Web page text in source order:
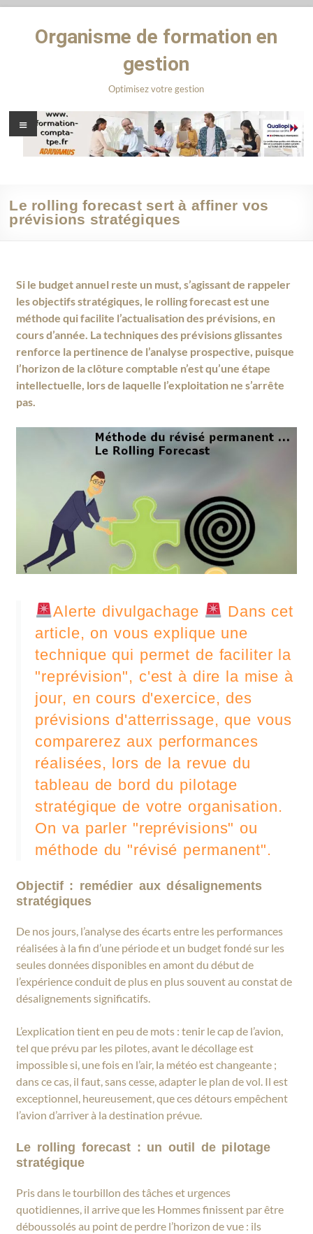
Organisme de formation en
gestion
Optimisez votre gestion
Le rolling forecast sert à affiner vos
prévisions stratégiques
Si le budget annuel reste un must, s’agissant de rappeler
les objectifs stratégiques, le rolling forecast est une
méthode qui facilite l’actualisation des prévisions, en
cours d’année. La techniques des prévisions glissantes
renforce la pertinence de l’analyse prospective, puisque
l’horizon de la clôture comptable n’est qu’une étape
intellectuelle, lors de laquelle l’exploitation ne s’arrête
pas.
Alerte divulgachage
Dans cet
article, on vous explique une
technique qui permet de faciliter la
"reprévision", c'est à dire la mise à
jour, en cours d'exercice, des
prévisions d'atterrissage, que vous
comparerez aux performances
réalisées, lors de la revue du
tableau de bord du pilotage
stratégique de votre organisation.
On va parler "reprévisions" ou
méthode du "révisé permanent".
Objectif : remédier aux désalignements
stratégiques
De nos jours, l’analyse des écarts entre les performances
réalisées à la fin d’une période et un budget fondé sur les
seules données disponibles en amont du début de
l’expérience conduit de plus en plus souvent au constat de
désalignements significatifs.
L’explication tient en peu de mots : tenir le cap de l’avion,
tel que prévu par les pilotes, avant le décollage est
impossible si, une fois en l’air, la météo est changeante ;
dans ce cas, il faut, sans cesse, adapter le plan de vol. Il est
exceptionnel, heureusement, que ces détours empêchent
l’avion d’arriver à la destination prévue.
Le rolling forecast : un outil de pilotage
stratégique
Pris dans le tourbillon des tâches et urgences
quotidiennes, il arrive que les Hommes finissent par être
déboussolés au point de perdre l’horizon de vue : ils